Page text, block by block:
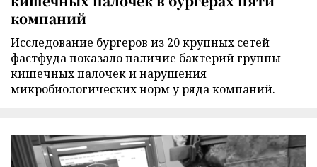
компаний
Исследование бургеров из 20 крупных сетей
фастфуда показало наличие бактерий группы
кишечных палочек и нарушения
микробиологических норм у ряда компаний.